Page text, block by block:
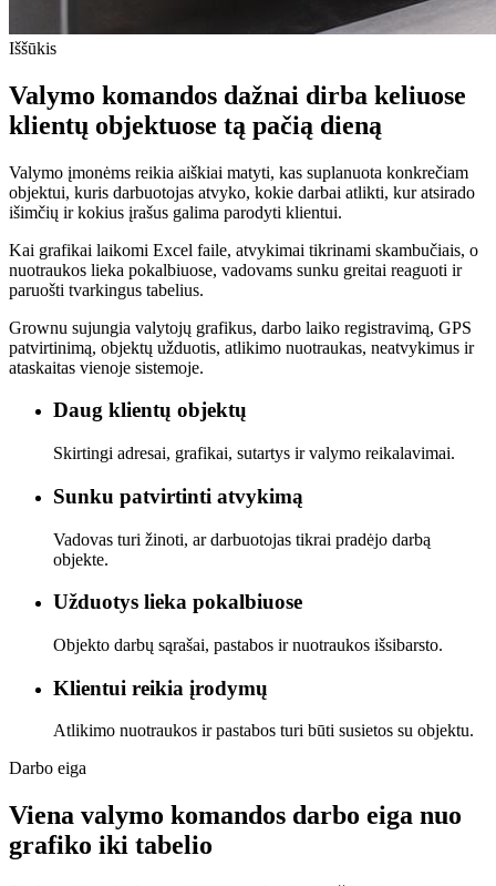
Iššūkis
Valymo komandos dažnai dirba keliuose
klientų objektuose tą pačią dieną
Valymo įmonėms reikia aiškiai matyti, kas suplanuota konkrečiam
objektui, kuris darbuotojas atvyko, kokie darbai atlikti, kur atsirado
išimčių ir kokius įrašus galima parodyti klientui.
Kai grafikai laikomi Excel faile, atvykimai tikrinami skambučiais, o
nuotraukos lieka pokalbiuose, vadovams sunku greitai reaguoti ir
paruošti tvarkingus tabelius.
Grownu sujungia valytojų grafikus, darbo laiko registravimą, GPS
patvirtinimą, objektų užduotis, atlikimo nuotraukas, neatvykimus ir
ataskaitas vienoje sistemoje.
Daug klientų objektų
Skirtingi adresai, grafikai, sutartys ir valymo reikalavimai.
Sunku patvirtinti atvykimą
Vadovas turi žinoti, ar darbuotojas tikrai pradėjo darbą
objekte.
Užduotys lieka pokalbiuose
Objekto darbų sąrašai, pastabos ir nuotraukos išsibarsto.
Klientui reikia įrodymų
Atlikimo nuotraukos ir pastabos turi būti susietos su objektu.
Darbo eiga
Viena valymo komandos darbo eiga nuo
grafiko iki tabelio